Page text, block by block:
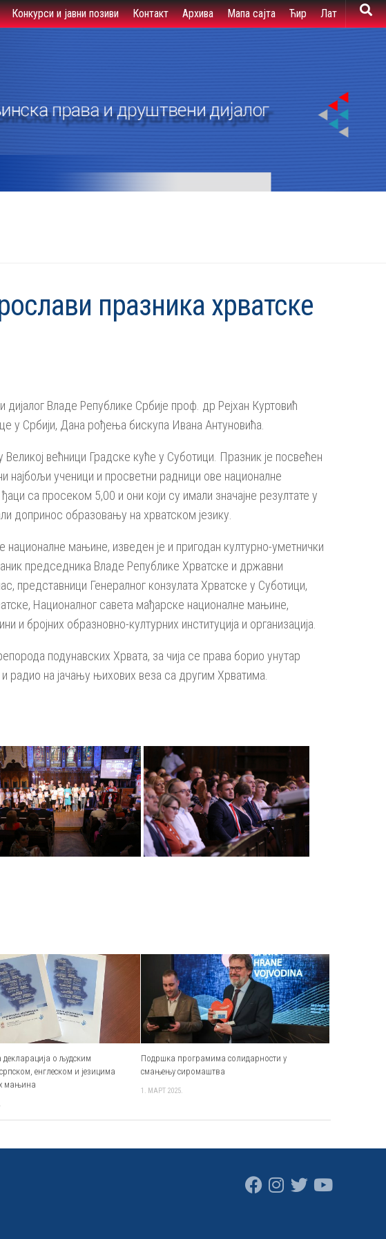
Конкурси и јавни позиви Контакт Архива Мапа сајта Ћир Лат
празника хрватске
Владе Републике Србије проф. др Рејхан Куртовић
у Србији, Дана рођења бискупа Ивана Антуновића.
већници Градске куће у Суботици. Празник је посвећен
најбољи ученици и просветни радници ове националне
са просеком 5,00 и они који су имали значајне резултате у
допринос образовању на хрватском језику.
националне мањине, изведен је и пригодан културно-уметнички
председника Владе Републике Хрватске и државни
представници Генералног конзулата Хрватске у Суботици,
Националног савета мађарске националне мањине,
и бројних образновно-културних институција и организација.
подунавских Хрвата, за чија се права борио унутар
радио на јачању њихових веза са другим Хрватима.
о људским
енглеском и језицима
мањина
Подршка програмима солидарности у
смањењу сиромаштва
1. МАРТ 2025.